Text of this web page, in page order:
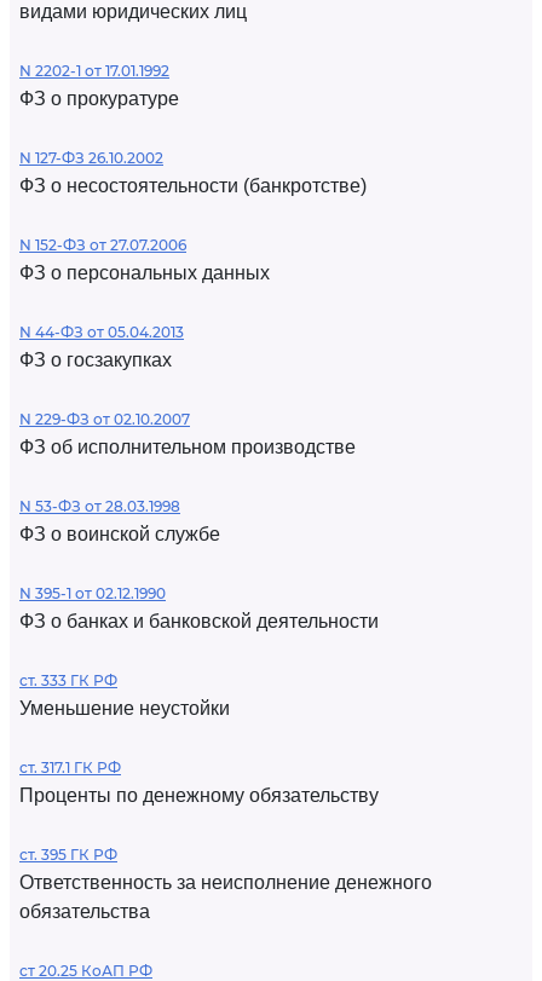
видами юридических лиц
N 2202-1 от 17.01.1992
ФЗ о прокуратуре
N 127-ФЗ 26.10.2002
ФЗ о несостоятельности (банкротстве)
N 152-ФЗ от 27.07.2006
ФЗ о персональных данных
N 44-ФЗ от 05.04.2013
ФЗ о госзакупках
N 229-ФЗ от 02.10.2007
ФЗ об исполнительном производстве
N 53-ФЗ от 28.03.1998
ФЗ о воинской службе
N 395-1 от 02.12.1990
ФЗ о банках и банковской деятельности
ст. 333 ГК РФ
Уменьшение неустойки
ст. 317.1 ГК РФ
Проценты по денежному обязательству
ст. 395 ГК РФ
Ответственность за неисполнение денежного
обязательства
ст 20.25 КоАП РФ